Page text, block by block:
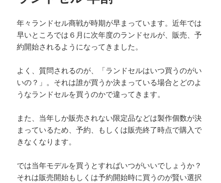
年々ランドセル商戦が時期が早まっています。近年では
早いところでは６月に次年度のランドセルが、販売、予
約開始されるようになってきました。
よく、質問されるのが、「ランドセルはいつ買うのがい
いの？」。それは誰が買うか決まっている場合とどのよ
うなランドセルを買うのかで違ってきます。
また、当年しか販売されない限定品などは製作個数が決
まっているため、予約、もしくは販売終了時点で購入で
きなくなります。
では当年モデルを買うとすればいつがいいでしょうか？
それは販売開始もしくは予約開始時に買うのが賢い選択